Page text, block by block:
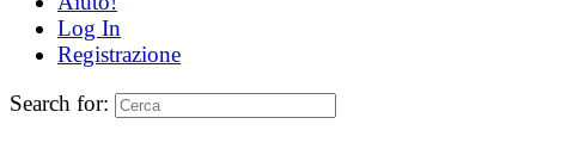
Log In
Registrazione
Search for: